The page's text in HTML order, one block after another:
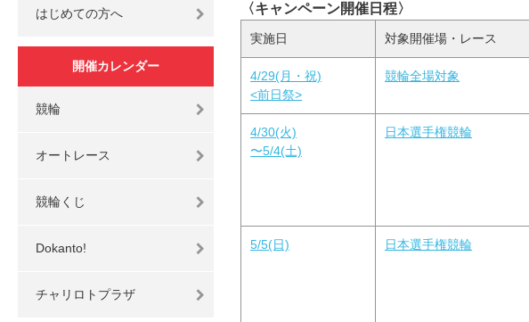
はじめての方へ
開催カレンダー
競輪
オートレース
競輪くじ
Dokanto!
チャリロトプラザ
〈キャンペーン開催日程〉
実施日 対象開催場・レース
4/29(月・祝)
<前日祭>
競輪全場対象
4/30(火)
〜5/4(土)
日本選手権競輪
5/5(日) 日本選手権競輪